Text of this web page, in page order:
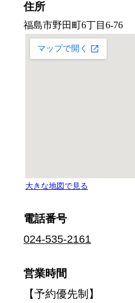
住所
電話番号
024-535-2161
営業時間
【予約優先制】